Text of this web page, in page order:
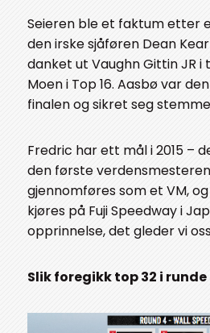
Seieren ble et faktum etter
den irske sjåføren Dean
danket ut Vaughn Gittin JR i
Moen i Top 16. Aasbø var
finalen og sikret seg
Fredric har ett mål i 2015 –
den første
gjennomføres som et VM,
kjøres på Fuji Speedway i
opprinnelse, det gleder vi
Slik foregikk top 32 i